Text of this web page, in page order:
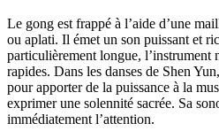
Le gong est frappé à l’aide d’une
ou aplati. Il émet un son puissant et
particulièrement longue, l’instrument
rapides. Dans les danses de Shen
pour apporter de la puissance à la
exprimer une solennité sacrée. Sa
immédiatement l’attention.